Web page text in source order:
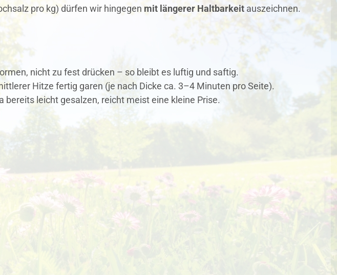
pro kg) dürfen wir hingegen mit längerer Haltbarkeit auszeichnen.
nicht zu fest drücken – so bleibt es luftig und saftig.
Hitze fertig garen (je nach Dicke ca. 3–4 Minuten pro Seite).
bereits leicht gesalzen, reicht meist eine kleine Prise.